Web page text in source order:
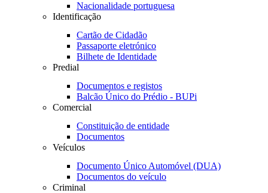
Nacionalidade portuguesa
Identificação
Cartão de Cidadão
Passaporte eletrónico
Bilhete de Identidade
Predial
Documentos e registos
Balcão Único do Prédio - BUPi
Comercial
Constituição de entidade
Documentos
Veículos
Documento Único Automóvel (DUA)
Documentos do veículo
Criminal